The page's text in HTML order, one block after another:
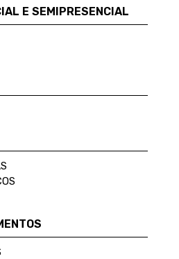
E SEMIPRESENCIAL